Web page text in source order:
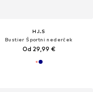
H.I.S
Bustier Športni nederček
Od 29,99 €